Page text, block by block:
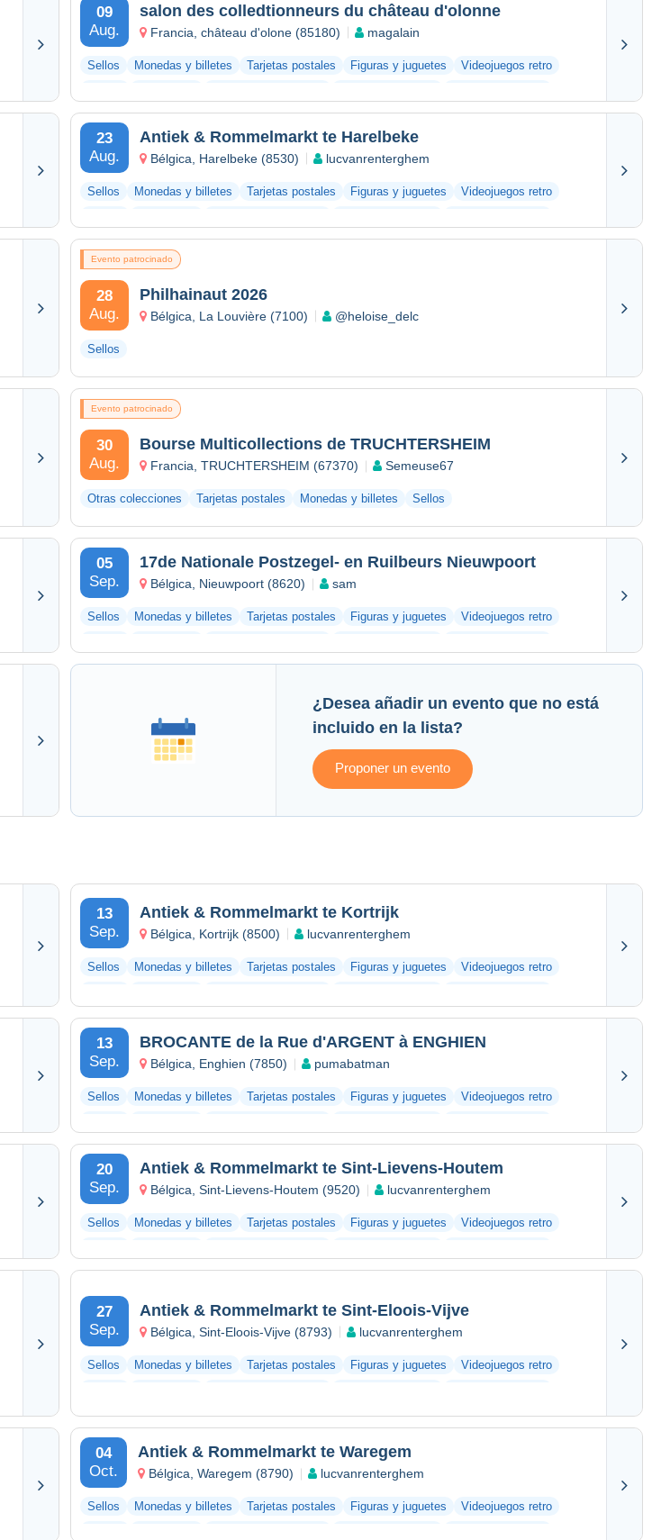
09
Aug.
salon des colledtionneurs du château d'olonne
Francia, château d'olone (85180) magalain
Sellos Monedas y billetes Tarjetas postales Figuras y juguetes
Videojuegos retro
23
Aug.
Antiek & Rommelmarkt te Harelbeke
Bélgica, Harelbeke (8530) lucvanrenterghem
Sellos Monedas y billetes Tarjetas postales Figuras y juguetes
Videojuegos retro
Evento patrocinado
28
Aug.
Philhainaut 2026
Bélgica, La Louvière (7100) @heloise_delc
Sellos
Evento patrocinado
30
Aug.
Bourse Multicollections de TRUCHTERSHEIM
Francia, TRUCHTERSHEIM (67370) Semeuse67
Otras colecciones Tarjetas postales Monedas y billetes Sellos
05
Sep.
17de Nationale Postzegel- en Ruilbeurs Nieuwpoort
Bélgica, Nieuwpoort (8620) sam
Sellos Monedas y billetes Tarjetas postales Figuras y juguetes
Videojuegos retro
¿Desea añadir un evento que no está
incluido en la lista?
Proponer un evento
13
Sep.
Antiek & Rommelmarkt te Kortrijk
Bélgica, Kortrijk (8500) lucvanrenterghem
Sellos Monedas y billetes Tarjetas postales Figuras y juguetes
Videojuegos retro
13
Sep.
BROCANTE de la Rue d'ARGENT à ENGHIEN
Bélgica, Enghien (7850) pumabatman
Sellos Monedas y billetes Tarjetas postales Figuras y juguetes
Videojuegos retro
20
Sep.
Antiek & Rommelmarkt te Sint-Lievens-Houtem
Bélgica, Sint-Lievens-Houtem (9520) lucvanrenterghem
Sellos Monedas y billetes Tarjetas postales Figuras y juguetes
Videojuegos retro
27
Sep.
Antiek & Rommelmarkt te Sint-Eloois-Vijve
Bélgica, Sint-Eloois-Vijve (8793) lucvanrenterghem
Sellos Monedas y billetes Tarjetas postales Figuras y juguetes
Videojuegos retro
04
Oct.
Antiek & Rommelmarkt te Waregem
Bélgica, Waregem (8790) lucvanrenterghem
Sellos Monedas y billetes Tarjetas postales Figuras y juguetes
Videojuegos retro